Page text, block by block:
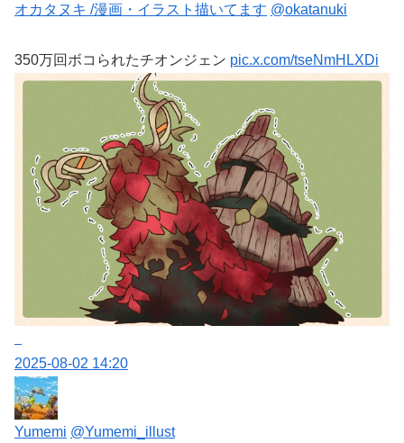
オカタヌキ /漫画・イラスト描いてます @okatanuki
350万回ボコられたチオンジェン pic.x.com/tseNmHLXDi
2025-08-02 14:20
Yumemi @Yumemi_illust